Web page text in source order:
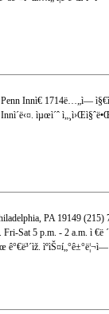
Innì€ 1714ë…„ì—
Innì´ë‹¤. ìµœì´ˆ
PA 19149
Sat 5 p.m. - 2 a.m. ì €ë
ê°€ë³´ìž.